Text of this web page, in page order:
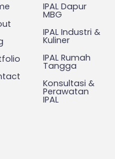
IPAL Dapur
MBG
IPAL Industri &
Kuliner
IPAL Rumah
Tangga
Konsultasi &
Perawatan
IPAL